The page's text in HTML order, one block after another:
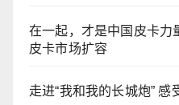
在一起，才是中国皮卡力
皮卡市场扩容
走进“我和我的长城炮” 感